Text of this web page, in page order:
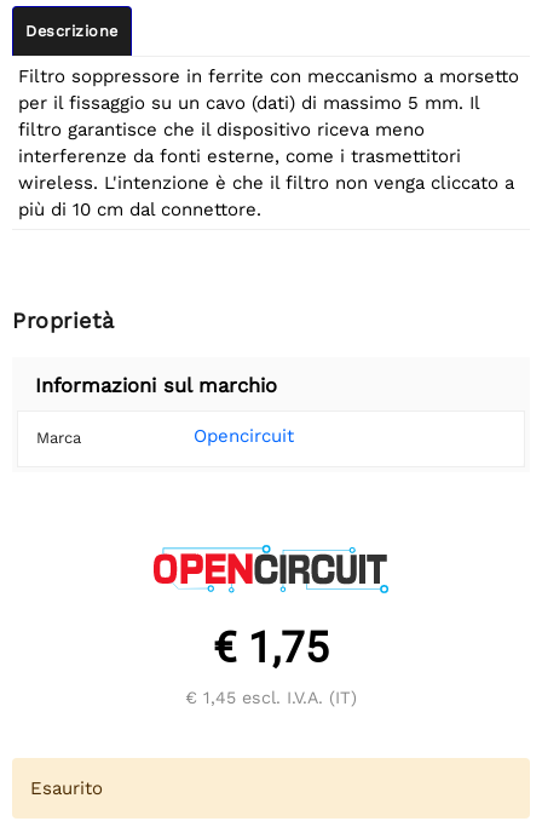
Descrizione
Filtro soppressore in ferrite con meccanismo a morsetto
per il fissaggio su un cavo (dati) di massimo 5 mm. Il
filtro garantisce che il dispositivo riceva meno
interferenze da fonti esterne, come i trasmettitori
wireless. L'intenzione è che il filtro non venga cliccato a
più di 10 cm dal connettore.
Proprietà
Informazioni sul marchio
Marca Opencircuit
€ 1,75
€ 1,45 escl. I.V.A. (IT)
Esaurito